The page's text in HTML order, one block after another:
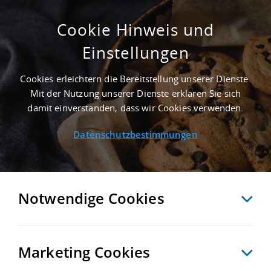
ERSTBEZUG - 80.000 M² GEWERBEHALLE IN
KAUFUNGEN AN DER AUTOBAHN A 7 -
LANDKREIS KASSEL
Startseite/ Immobiliensuche/ Detailansicht
ZURÜCK MERKEN VERGLEICHEN EXPORT PDF
Cookie Hinweis und
Einstellungen
Cookies erleichtern die Bereitstellung unserer Dienste.
Mit der Nutzung unserer Dienste erklären Sie sich
damit einverstanden, dass wir Cookies verwenden.
Datenschutzbestimmungen
Notwendige Cookies
Marketing Cookies